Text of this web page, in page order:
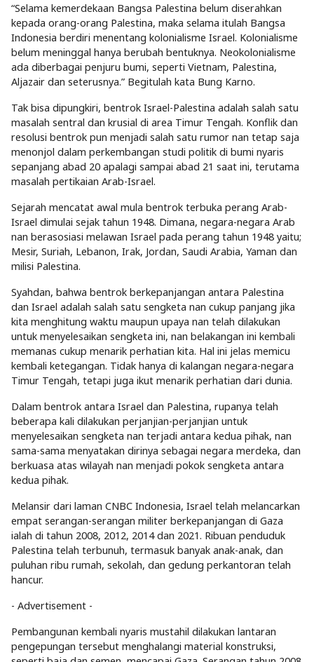
“Selama kemerdekaan Bangsa Palestina belum diserahkan
kepada orang-orang Palestina, maka selama itulah Bangsa
Indonesia berdiri menentang kolonialisme Israel. Kolonialisme
belum meninggal hanya berubah bentuknya. Neokolonialisme
ada diberbagai penjuru bumi, seperti Vietnam, Palestina,
Aljazair dan seterusnya.” Begitulah kata Bung Karno.
Tak bisa dipungkiri, bentrok Israel-Palestina adalah salah satu
masalah sentral dan krusial di area Timur Tengah. Konflik dan
resolusi bentrok pun menjadi salah satu rumor nan tetap saja
menonjol dalam perkembangan studi politik di bumi nyaris
sepanjang abad 20 apalagi sampai abad 21 saat ini, terutama
masalah pertikaian Arab-Israel.
Sejarah mencatat awal mula bentrok terbuka perang Arab-
Israel dimulai sejak tahun 1948. Dimana, negara-negara Arab
nan berasosiasi melawan Israel pada perang tahun 1948 yaitu;
Mesir, Suriah, Lebanon, Irak, Jordan, Saudi Arabia, Yaman dan
milisi Palestina.
Syahdan, bahwa bentrok berkepanjangan antara Palestina
dan Israel adalah salah satu sengketa nan cukup panjang jika
kita menghitung waktu maupun upaya nan telah dilakukan
untuk menyelesaikan sengketa ini, nan belakangan ini kembali
memanas cukup menarik perhatian kita. Hal ini jelas memicu
kembali ketegangan. Tidak hanya di kalangan negara-negara
Timur Tengah, tetapi juga ikut menarik perhatian dari dunia.
Dalam bentrok antara Israel dan Palestina, rupanya telah
beberapa kali dilakukan perjanjian-perjanjian untuk
menyelesaikan sengketa nan terjadi antara kedua pihak, nan
sama-sama menyatakan dirinya sebagai negara merdeka, dan
berkuasa atas wilayah nan menjadi pokok sengketa antara
kedua pihak.
Melansir dari laman CNBC Indonesia, Israel telah melancarkan
empat serangan-serangan militer berkepanjangan di Gaza
ialah di tahun 2008, 2012, 2014 dan 2021. Ribuan penduduk
Palestina telah terbunuh, termasuk banyak anak-anak, dan
puluhan ribu rumah, sekolah, dan gedung perkantoran telah
hancur.
- Advertisement -
Pembangunan kembali nyaris mustahil dilakukan lantaran
pengepungan tersebut menghalangi material konstruksi,